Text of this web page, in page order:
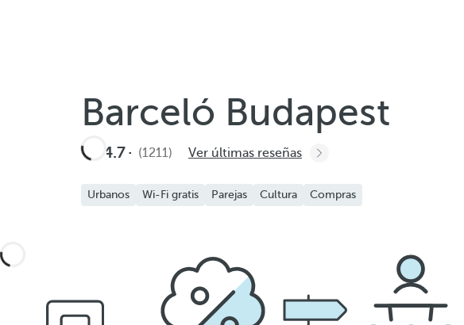
Barceló Budapest
4.7 (1211) Ver últimas reseñas
Urbanos Wi-Fi gratis Parejas Cultura Compras